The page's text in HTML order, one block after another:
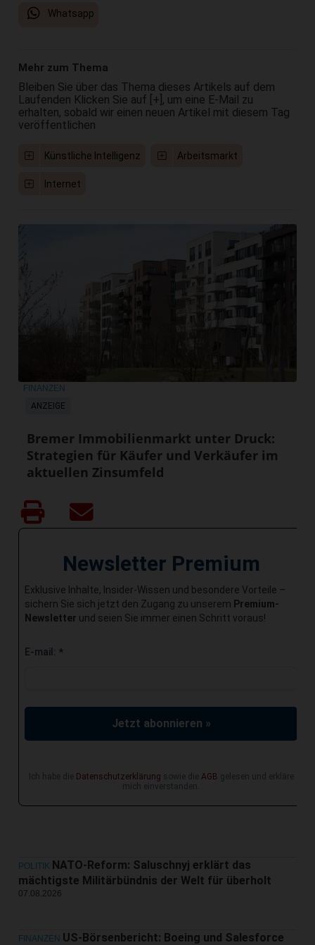
Whatsapp
Mehr zum Thema
Bleiben Sie über das Thema dieses Artikels auf dem
Laufenden Klicken Sie auf [+], um eine E-Mail zu
erhalten, sobald wir einen neuen Artikel mit diesem Tag
veröffentlichen
Künstliche Intelligenz Arbeitsmarkt
Internet
ANZEIGE
FINANZEN
Bremer Immobilienmarkt unter Druck:
Strategien für Käufer und Verkäufer im
aktuellen Zinsumfeld
Newsletter Premium
Exklusive Inhalte, Insider-Wissen und besondere Vorteile –
sichern Sie sich jetzt den Zugang zu unserem Premium-
Newsletter und seien Sie immer einen Schritt voraus!
E-mail: *
Jetzt abonnieren »
Ich habe die Datenschutzerklärung sowie die AGB gelesen und erkläre
mich einverstanden.
POLITIK NATO-Reform: Saluschnyj erklärt das
mächtigste Militärbündnis der Welt für überholt
07.08.2026
FINANZEN US-Börsenbericht: Boeing und Salesforce